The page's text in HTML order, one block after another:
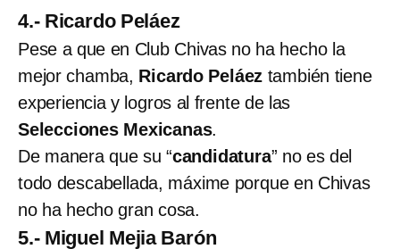
4.- Ricardo Peláez
Pese a que en Club Chivas no ha hecho la
mejor chamba, Ricardo Peláez también tiene
experiencia y logros al frente de las
Selecciones Mexicanas.
De manera que su “candidatura” no es del
todo descabellada, máxime porque en Chivas
no ha hecho gran cosa.
5.- Miguel Mejia Barón